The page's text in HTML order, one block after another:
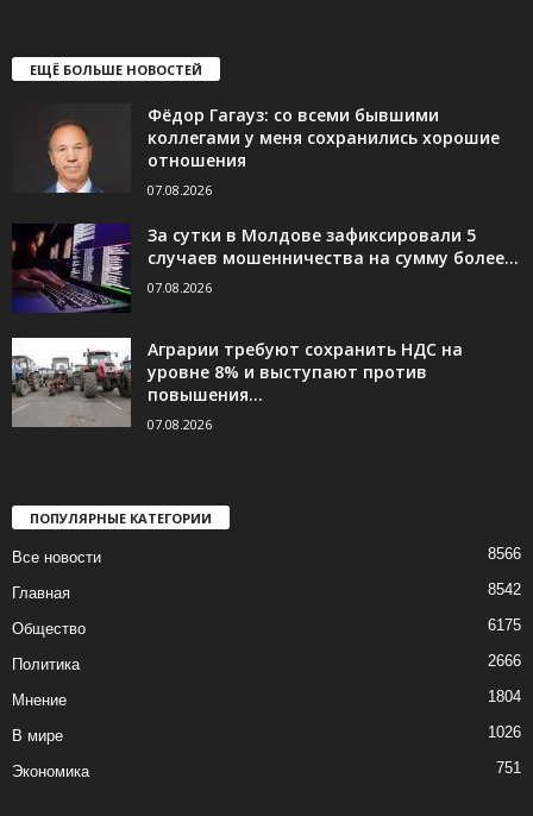
ЕЩЁ БОЛЬШЕ НОВОСТЕЙ
Фёдор Гагауз: со всеми бывшими
коллегами у меня сохранились хорошие
отношения
07.08.2026
За сутки в Молдове зафиксировали 5
случаев мошенничества на сумму более...
07.08.2026
Аграрии требуют сохранить НДС на
уровне 8% и выступают против
повышения...
07.08.2026
ПОПУЛЯРНЫЕ КАТЕГОРИИ
Все новости 8566
Главная 8542
Общество 6175
Политика 2666
Мнение 1804
В мире 1026
Экономика 751